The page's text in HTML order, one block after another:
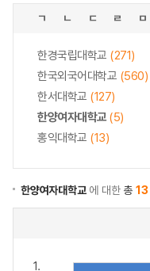
ㄱ ㄴ ㄷ ㄹ ㅁ
한경국립대학교 (271)
한국외국어대학교 (560)
한서대학교 (127)
한양여자대학교(5)
홍익대학교 (13)
한양여자대학교에 대한총13
1.